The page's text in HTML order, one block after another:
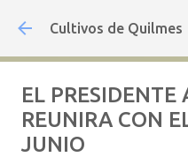
Ir al
Cultivos de Quilmes
EL PRESIDENTE
REUNIRA CON
JUNIO